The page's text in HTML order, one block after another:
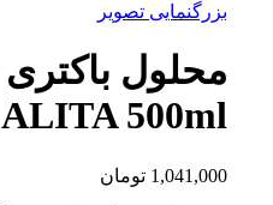
بزرگنمایی تصویر
ALITA 500ml
1,041,000 تومان